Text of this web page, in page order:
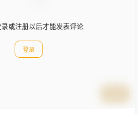
或注册以后才能发表评论
登录